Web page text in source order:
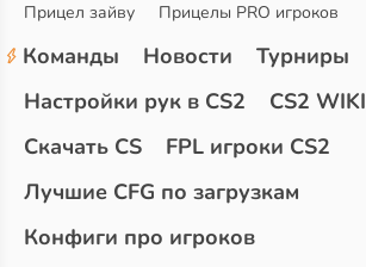
Прицел зайву
Прицелы PRO игроков
Команды Новости
Турниры
Настройки рук в CS2
CS2 WIKI
Скачать CS
FPL игроки CS2
Лучшие CFG по загрузкам
Конфиги про игроков